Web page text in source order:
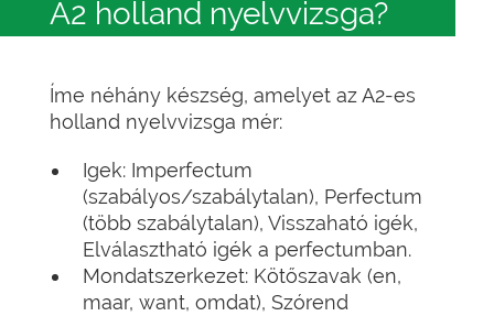
A2 holland nyelvvizsga?
Íme néhány készség, amelyet az A2-es
holland nyelvvizsga mér:
Igek: Imperfectum
(szabályos/szabálytalan), Perfectum
(több szabálytalan), Visszaható igék,
Elválasztható igék a perfectumban.
Mondatszerkezet: Kötőszavak (en,
maar, want, omdat), Szórend